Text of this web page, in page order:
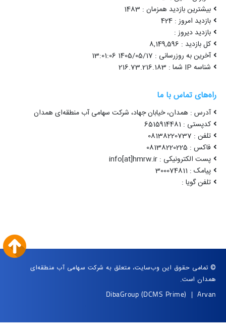
بیشترین بازدید همزمان : 1483
بازدید امروز : 424
بازدید دیروز :
کل بازدید : 8,149,596
آخرین به روزرسانی : 1405/05/17 13:01:06
شناسه IP شما : 216.73.216.183
راه‌های تماس با ما
آدرس : همدان، خیابان جهاد، شرکت سهامی آب منطقه‌ای همدان
کدپستی : 6515914481
تلفن : 08138220737
فاکس : 08138220225
پست الکترونیکی : info[at]hmrw.ir
پیامک : 300074811
تلفن گویا :
© تمامی حقوق این وب‌سایت، متعلق به شرکت سهامی آب منطقه‌ای
همدان است.
DibaGroup (DCMS Prime) |Arvan